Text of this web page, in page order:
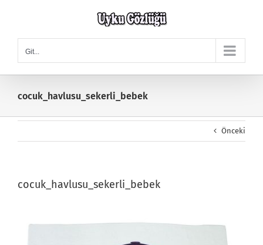
Git...
cocuk_havlusu_sekerli_bebek
Önceki
cocuk_havlusu_sekerli_bebek